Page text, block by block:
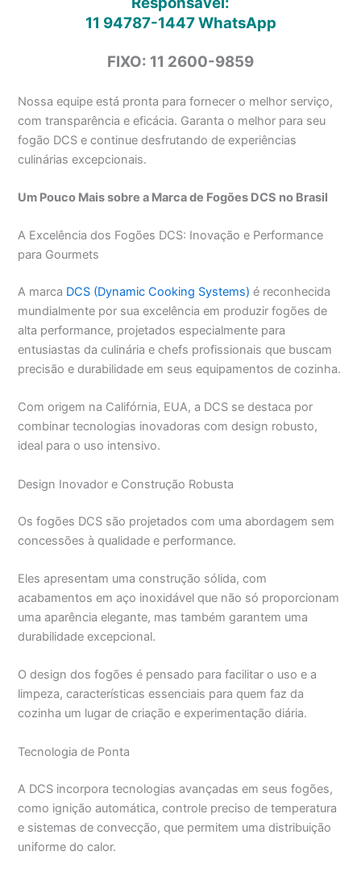
11 94787-1447WhatsApp
FIXO: 11 2600-9859
Nossa equipe está pronta para fornecer o melhor serviço,
com transparência e eficácia. Garanta o melhor para seu
fogão DCS e continue desfrutando de experiências
culinárias excepcionais.
Um Pouco Mais sobre a Marca de Fogões DCS no Brasil
A Excelência dos Fogões DCS: Inovação e Performance
para Gourmets
A marca DCS (Dynamic Cooking Systems) é reconhecida
mundialmente por sua excelência em produzir fogões de
alta performance, projetados especialmente para
entusiastas da culinária e chefs profissionais que buscam
precisão e durabilidade em seus equipamentos de cozinha.
Com origem na Califórnia, EUA, a DCS se destaca por
combinar tecnologias inovadoras com design robusto,
ideal para o uso intensivo.
Design Inovador e Construção Robusta
Os fogões DCS são projetados com uma abordagem sem
concessões à qualidade e performance.
Eles apresentam uma construção sólida, com
acabamentos em aço inoxidável que não só proporcionam
uma aparência elegante, mas também garantem uma
durabilidade excepcional.
O design dos fogões é pensado para facilitar o uso e a
limpeza, características essenciais para quem faz da
cozinha um lugar de criação e experimentação diária.
Tecnologia de Ponta
A DCS incorpora tecnologias avançadas em seus fogões,
como ignição automática, controle preciso de temperatura
e sistemas de convecção, que permitem uma distribuição
uniforme do calor.